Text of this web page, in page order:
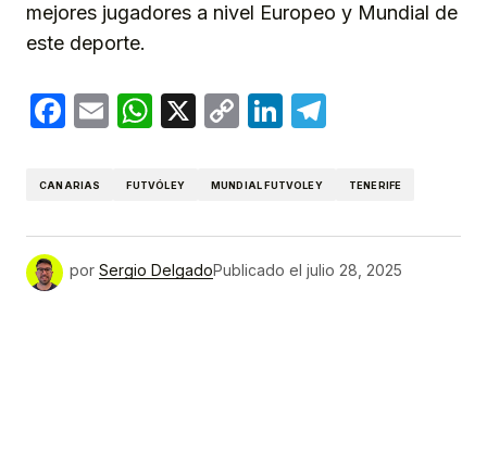
mejores jugadores a nivel Europeo y Mundial de
este deporte.
Facebook
EmailWhatsApp
X
CopyLinkedIn
CANARIAS FUTVÓLEY MUNDIAL FUTVOLEY TENERIFE
por Sergio DelgadoPublicado el julio 28, 2025